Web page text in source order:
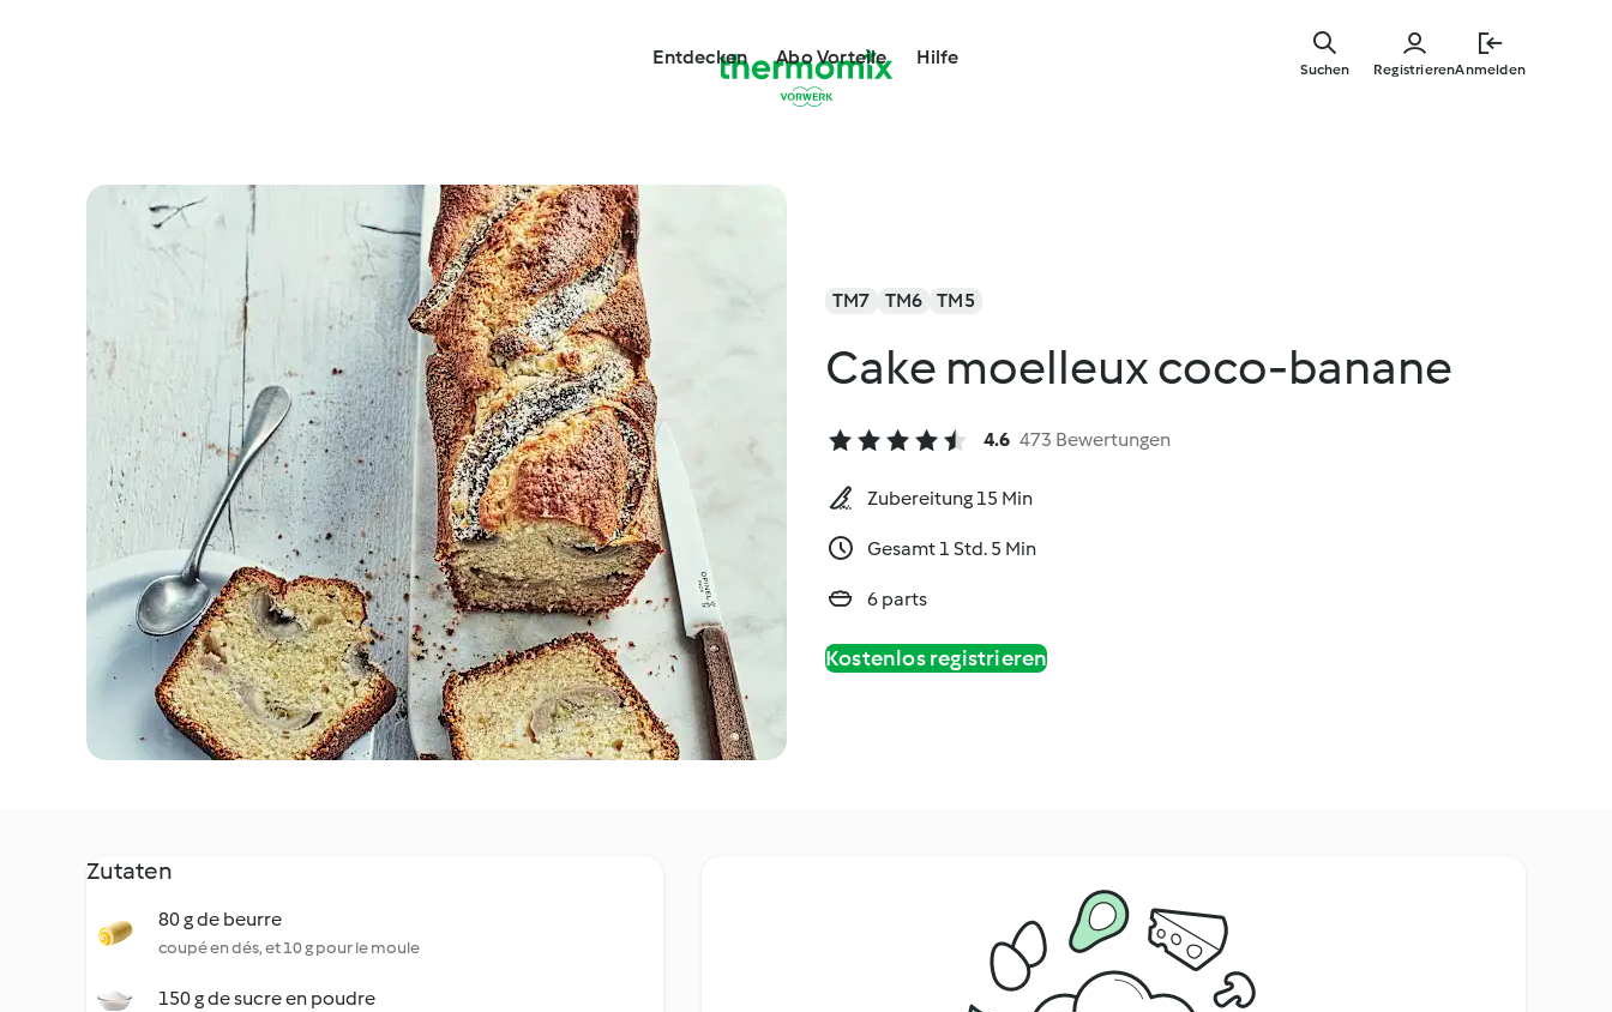
Entdecken Abo Vorteile Hilfe
RegistrierenAnmelden
Suchen
TM7 TM6 TM5
Cake moelleux coco-banane
4.6 473 Bewertungen
Zubereitung 15 Min
Gesamt 1 Std. 5 Min
6 parts
Kostenlos registrieren
Zutaten
80 g de beurre
coupé en dés, et 10 g pour le moule
150 g de sucre en poudre